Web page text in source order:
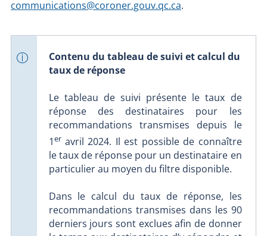
communications@coroner.gouv.qc.ca.
Contenu du tableau de suivi et calcul du
taux de réponse
Le tableau de suivi présente le taux de
réponse des destinataires pour les
recommandations transmises depuis le
1eravril 2024. Il est possible de connaître
le taux de réponse pour un destinataire en
particulier au moyen du filtre disponible.
Dans le calcul du taux de réponse, les
recommandations transmises dans les 90
derniers jours sont exclues afin de donner